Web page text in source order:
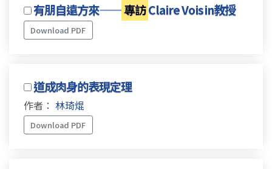
有朋自遠方來——專訪Claire Voisin教授
Download PDF
道成肉身的表現定理
作者： 林琦焜
Download PDF